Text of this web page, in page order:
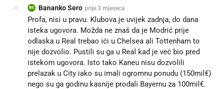
BS Bananko Sero prije 3 mjeseca
Profa, nisi u pravu. Klubova je uvijek zadnja, do dana
isteka ugovora. Možda ne znaš da je Modrić prije
odlaska u Real trebao ići u Chelsea ali Tottenham to
nije dozvolio. Pustili su ga u Real kad je već bio pred
istekom ugovora. Isto tako Kaneu nisu dozvolili
prelazak u City iako su imali ogromnu ponudu (150mil€)
nego su ga godinu kasnije prodali Bayernu za 100mil€.